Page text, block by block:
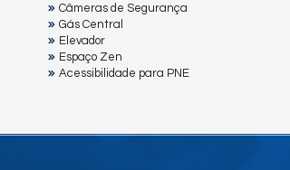
Câmeras de Segurança
Gás Central
Elevador
Espaço Zen
Acessibilidade para PNE